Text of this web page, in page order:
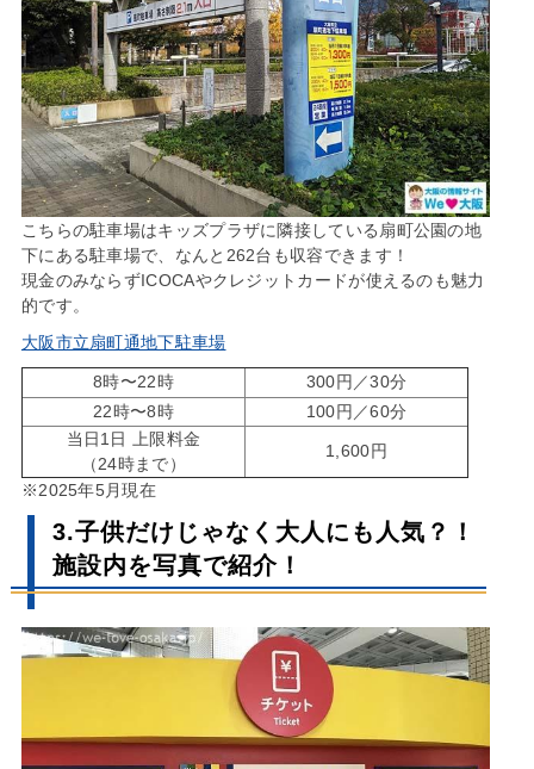
こちらの駐車場はキッズプラザに隣接している扇町公園の地
下にある駐車場で、なんと262台も収容できます！
現金のみならずICOCAやクレジットカードが使えるのも魅力
的です。
大阪市立扇町通地下駐車場
8時〜22時
300円／30分
22時〜8時
100円／60分
当日1日 上限料金
（24時まで）
1,600円
※2025年5月現在
3.子供だけじゃなく大人にも人気？！
施設内を写真で紹介！